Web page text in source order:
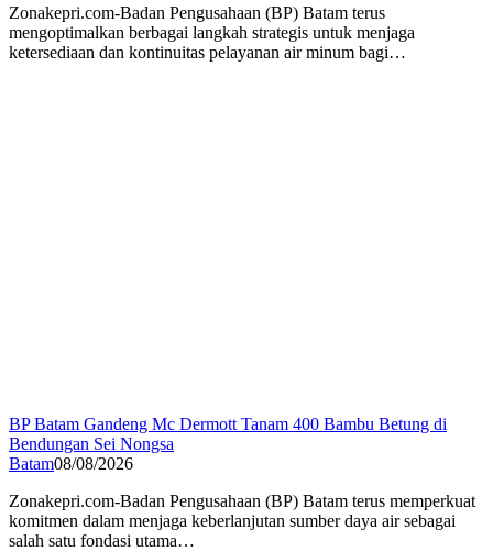
Zonakepri.com-Badan Pengusahaan (BP) Batam terus
mengoptimalkan berbagai langkah strategis untuk menjaga
ketersediaan dan kontinuitas pelayanan air minum bagi…
BP Batam Gandeng Mc Dermott Tanam 400 Bambu Betung di
Bendungan Sei Nongsa
Batam08/08/2026
Zonakepri.com-Badan Pengusahaan (BP) Batam terus memperkuat
komitmen dalam menjaga keberlanjutan sumber daya air sebagai
salah satu fondasi utama…